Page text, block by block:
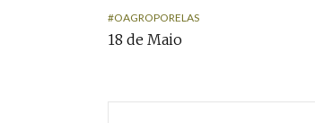
#OAGROPORELAS
18 de Maio